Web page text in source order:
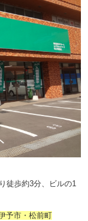
徒歩約3分、ビルの1
予市・松前町